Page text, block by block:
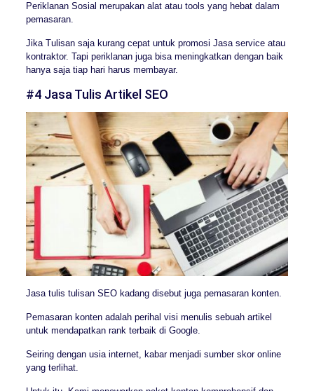
Periklanan Sosial merupakan alat atau tools yang hebat dalam
pemasaran.
Jika Tulisan saja kurang cepat untuk promosi Jasa service atau
kontraktor. Tapi periklanan juga bisa meningkatkan dengan baik
hanya saja tiap hari harus membayar.
#4 Jasa Tulis Artikel SEO
Jasa tulis tulisan SEO kadang disebut juga pemasaran konten.
Pemasaran konten adalah perihal visi menulis sebuah artikel
untuk mendapatkan rank terbaik di Google.
Seiring dengan usia internet, kabar menjadi sumber skor online
yang terlihat.